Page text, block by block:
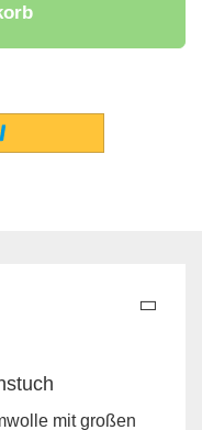
mit großen